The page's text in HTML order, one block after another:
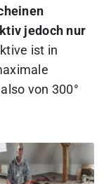
jedoch nur
ist in
von 300°